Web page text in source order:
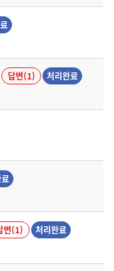
답변(1) 처리완료
변(1) 처리완료